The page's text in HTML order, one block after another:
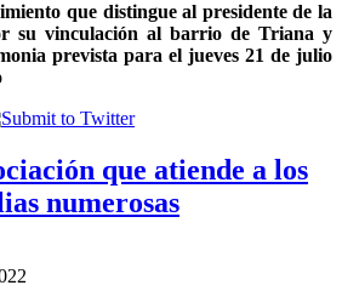
que distingue al presidente de la
su vinculación al barrio de Triana y
prevista para el jueves 21 de julio
que atiende a los
numerosas